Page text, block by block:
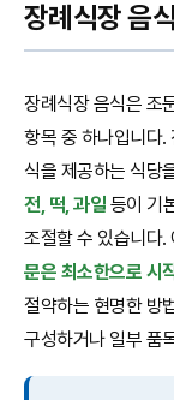
장례식장 음
장례식장 음식은 조
항목 중 하나입니다.
식을 제공하는 식당
전, 떡, 과일 등이 기
조절할 수 있습니다.
문은 최소한으로 시
절약하는 현명한 방
구성하거나 일부 품